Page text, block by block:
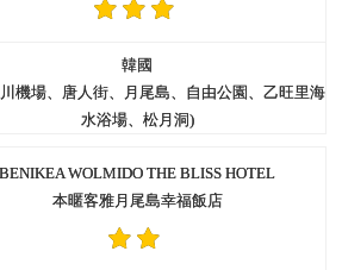
韓國
機場、唐人街、月尾島、自由公園、乙旺里海
水浴場、松月洞)
BENIKEA WOLMIDO THE BLISS HOTEL
本暱客雅月尾島幸福飯店